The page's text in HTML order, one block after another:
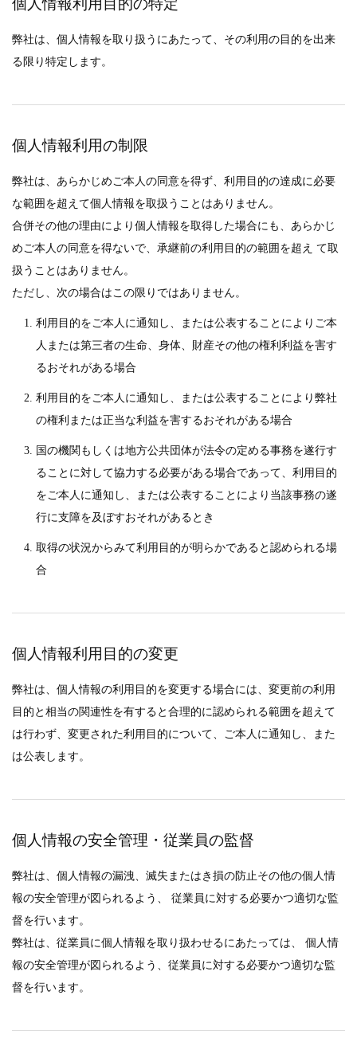
個人情報利用目的の特定
弊社は、個人情報を取り扱うにあたって、その利用の目的を出来
る限り特定します。
個人情報利用の制限
弊社は、あらかじめご本人の同意を得ず、利用目的の達成に必要
な範囲を超えて個人情報を取扱うことはありません。
合併その他の理由により個人情報を取得した場合にも、あらかじ
めご本人の同意を得ないで、承継前の利用目的の範囲を超え て取
扱うことはありません。
ただし、次の場合はこの限りではありません。
利用目的をご本人に通知し、または公表することによりご本
人または第三者の生命、身体、財産その他の権利利益を害す
るおそれがある場合
利用目的をご本人に通知し、または公表することにより弊社
の権利または正当な利益を害するおそれがある場合
国の機関もしくは地方公共団体が法令の定める事務を遂行す
ることに対して協力する必要がある場合であって、利用目的
をご本人に通知し、または公表することにより当該事務の遂
行に支障を及ぼすおそれがあるとき
取得の状況からみて利用目的が明らかであると認められる場
合
個人情報利用目的の変更
弊社は、個人情報の利用目的を変更する場合には、変更前の利用
目的と相当の関連性を有すると合理的に認められる範囲を超えて
は行わず、変更された利用目的について、ご本人に通知し、また
は公表します。
個人情報の安全管理・従業員の監督
弊社は、個人情報の漏洩、滅失またはき損の防止その他の個人情
報の安全管理が図られるよう、 従業員に対する必要かつ適切な監
督を行います。
弊社は、従業員に個人情報を取り扱わせるにあたっては、 個人情
報の安全管理が図られるよう、従業員に対する必要かつ適切な監
督を行います。